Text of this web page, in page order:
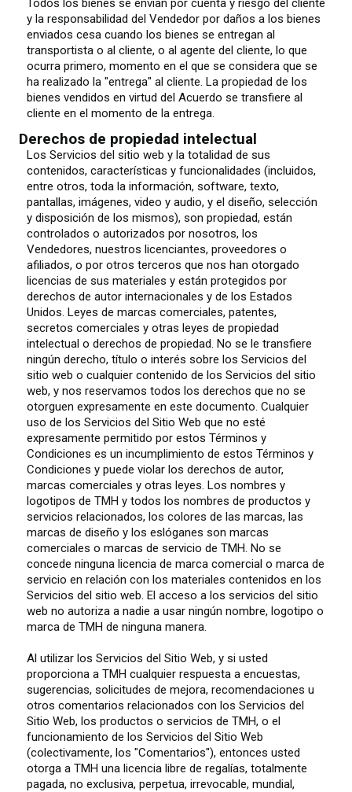
Todos los bienes se envían por cuenta y riesgo del cliente
y la responsabilidad del Vendedor por daños a los bienes
enviados cesa cuando los bienes se entregan al
transportista o al cliente, o al agente del cliente, lo que
ocurra primero, momento en el que se considera que se
ha realizado la "entrega" al cliente. La propiedad de los
bienes vendidos en virtud del Acuerdo se transfiere al
cliente en el momento de la entrega.
Derechos de propiedad intelectual
Los Servicios del sitio web y la totalidad de sus
contenidos, características y funcionalidades (incluidos,
entre otros, toda la información, software, texto,
pantallas, imágenes, video y audio, y el diseño, selección
y disposición de los mismos), son propiedad, están
controlados o autorizados por nosotros, los
Vendedores, nuestros licenciantes, proveedores o
afiliados, o por otros terceros que nos han otorgado
licencias de sus materiales y están protegidos por
derechos de autor internacionales y de los Estados
Unidos. Leyes de marcas comerciales, patentes,
secretos comerciales y otras leyes de propiedad
intelectual o derechos de propiedad. No se le transfiere
ningún derecho, título o interés sobre los Servicios del
sitio web o cualquier contenido de los Servicios del sitio
web, y nos reservamos todos los derechos que no se
otorguen expresamente en este documento. Cualquier
uso de los Servicios del Sitio Web que no esté
expresamente permitido por estos Términos y
Condiciones es un incumplimiento de estos Términos y
Condiciones y puede violar los derechos de autor,
marcas comerciales y otras leyes. Los nombres y
logotipos de TMH y todos los nombres de productos y
servicios relacionados, los colores de las marcas, las
marcas de diseño y los eslóganes son marcas
comerciales o marcas de servicio de TMH. No se
concede ninguna licencia de marca comercial o marca de
servicio en relación con los materiales contenidos en los
Servicios del sitio web. El acceso a los servicios del sitio
web no autoriza a nadie a usar ningún nombre, logotipo o
marca de TMH de ninguna manera.
Al utilizar los Servicios del Sitio Web, y si usted
proporciona a TMH cualquier respuesta a encuestas,
sugerencias, solicitudes de mejora, recomendaciones u
otros comentarios relacionados con los Servicios del
Sitio Web, los productos o servicios de TMH, o el
funcionamiento de los Servicios del Sitio Web
(colectivamente, los "Comentarios"), entonces usted
otorga a TMH una licencia libre de regalías, totalmente
pagada, no exclusiva, perpetua, irrevocable, mundial,